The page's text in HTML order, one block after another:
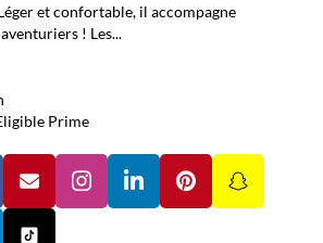
et confortable, il accompagne
! Les...
Prime